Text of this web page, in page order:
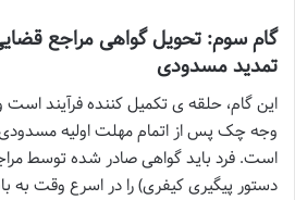
گام سوم: تحویل گواهی مراجع
تمدید مسدودی
این گام، حلقه ی تکمیل کننده فرآیند است
وجه چک پس از اتمام مهلت اولیه
است. فرد باید گواهی صادر شده توسط
دستور پیگیری کیفری) را در اسرع وقت به